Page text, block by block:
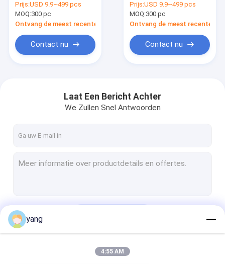
metalen metalen met
zwaar gewicht
Prijs:USD 9.9~499 pcs
MOQ:300 pc
Ontvang de meest recente Prijs
Contact nu
behoeften
Prijs:USD 9.9~499 pcs
MOQ:300 pc
Ontvang de meest recente
Contact nu
Laat Een Bericht Achter
We Zullen Snel Antwoorden
yang
4:55 AM